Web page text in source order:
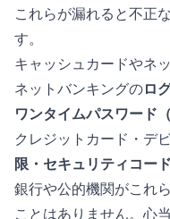
これらが漏れると不正
す。
キャッシュカードやネ
ネットバンキングのロ
ワンタイムパスワード
クレジットカード・デ
限・セキュリティコード
銀行や公的機関がこれ
ことはありません。心